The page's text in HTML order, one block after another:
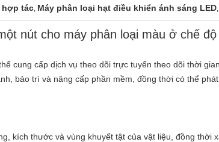
hợp tác, Máy phân loại hạt điều khiển ánh sáng LED,
nút cho máy phân loại màu ở chế
cung cấp dịch vụ theo dõi trực tuyến theo dõi thời
bảo trì và nâng cấp phần mềm, đồng thời có thể
kích thước và vùng khuyết tật của vật liệu, đồng thời